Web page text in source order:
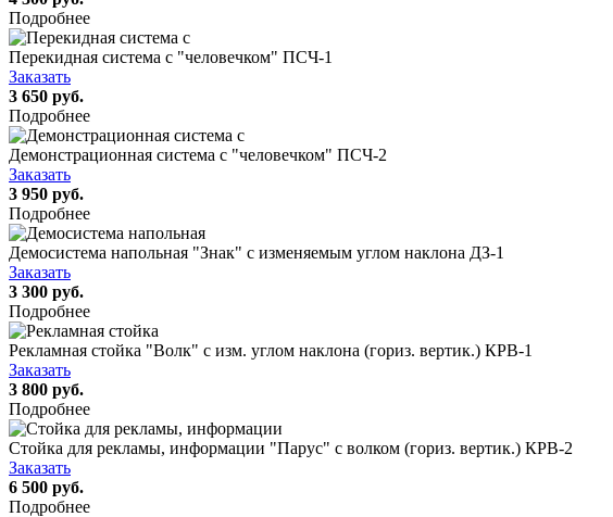
Подробнее
Перекидная система с "человечком" ПСЧ-1
Заказать
3 650 руб.
Подробнее
Демонстрационная система с "человечком" ПСЧ-2
Заказать
3 950 руб.
Подробнее
Демосистема напольная "Знак" с изменяемым углом наклона ДЗ-1
Заказать
3 300 руб.
Подробнее
Рекламная стойка "Волк" с изм. углом наклона (гориз. вертик.) КРВ-1
Заказать
3 800 руб.
Подробнее
Стойка для рекламы, информации "Парус" с волком (гориз. вертик.) КРВ-2
Заказать
6 500 руб.
Подробнее